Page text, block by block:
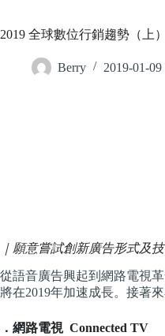
2019 全球數位行銷趨勢（上）
Berry 2019-01-09
｜願意嘗試創新廣告形式及
從語音廣告興起到網路電視
將在2019年加速成長。接著
．網路電視 Connected TV